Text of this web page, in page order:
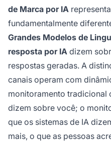
de Marca por IA
fundamentalmente
Grandes Modelos de
resposta por IA dizem
respostas geradas. A
canais operam com
monitoramento tradicional
dizem sobre você; o
que os sistemas de IA
mais, o que as pessoas